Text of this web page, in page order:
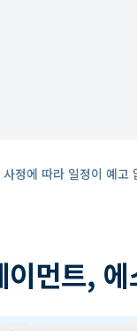
정에 따라 일정이 예고
먼트, 에